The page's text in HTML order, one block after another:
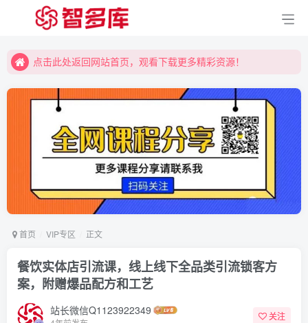
点击此处返回网站首页，观看下载更多精彩资源！
点击此处返回网站首页，观看下载更多精彩资源！
首页 VIP专区 正文
餐饮实体店引流课，线上线下全品类引流锁客方
案，附赠爆品配方和工艺
站长微信Q1123922349 关注